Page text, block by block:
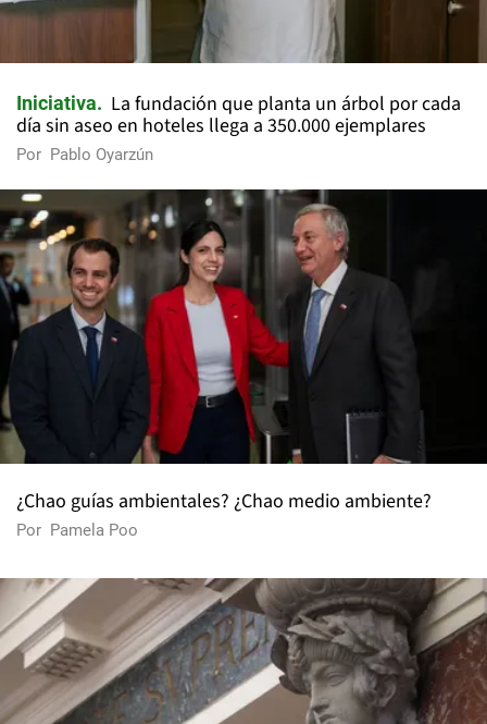
Iniciativa
La fundación que planta un árbol por cada
día sin aseo en hoteles llega a 350.000 ejemplares
Por Pablo Oyarzún
¿Chao guías ambientales? ¿Chao medio ambiente?
Por Pamela Poo